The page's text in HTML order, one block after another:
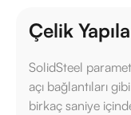
Çelik
SolidSteel
açı bağlantıları
birkaç saniye